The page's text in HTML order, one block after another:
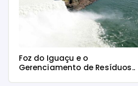
Foz do Iguaçu e o
Gerenciamento de Resíduos..